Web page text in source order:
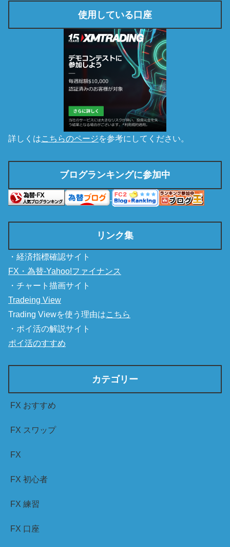
使用している口座
詳しくはこちらのページを参考にしてください。
ブログランキングに参加中
リンク集
・経済指標確認サイト
FX・為替-Yahoo!ファイナンス
・チャート描画サイト
Tradeing View
Trading Viewを使う理由はこちら
・ポイ活の解説サイト
ポイ活のすすめ
カテゴリー
FX おすすめ
FX スワップ
FX
FX 初心者
FX 練習
FX 口座